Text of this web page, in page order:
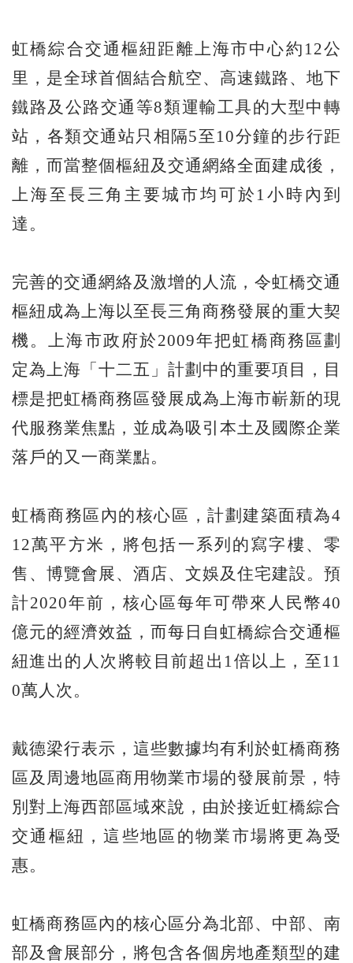
虹橋綜合交通樞紐距離上海市中心約12公
里，是全球首個結合航空、高速鐵路、地下
鐵路及公路交通等8類運輸工具的大型中轉
站，各類交通站只相隔5至10分鐘的步行距
離，而當整個樞紐及交通網絡全面建成後，
上海至長三角主要城市均可於1小時內到
達。
完善的交通網絡及激增的人流，令虹橋交通
樞紐成為上海以至長三角商務發展的重大契
機。上海市政府於2009年把虹橋商務區劃
定為上海「十二五」計劃中的重要項目，目
標是把虹橋商務區發展成為上海市嶄新的現
代服務業焦點，並成為吸引本土及國際企業
落戶的又一商業點。
虹橋商務區內的核心區，計劃建築面積為4
12萬平方米，將包括一系列的寫字樓、零
售、博覽會展、酒店、文娛及住宅建設。預
計2020年前，核心區每年可帶來人民幣40
億元的經濟效益，而每日自虹橋綜合交通樞
紐進出的人次將較目前超出1倍以上，至11
0萬人次。
戴德梁行表示，這些數據均有利於虹橋商務
區及周邊地區商用物業市場的發展前景，特
別對上海西部區域來說，由於接近虹橋綜合
交通樞紐，這些地區的物業市場將更為受
惠。
虹橋商務區內的核心區分為北部、中部、南
部及會展部分，將包含各個房地產類型的建